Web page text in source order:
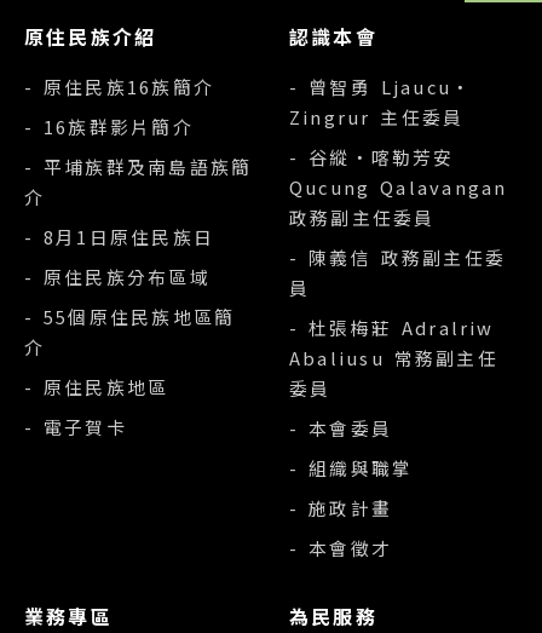
原住民族介紹
- 原住民族16族簡介
- 16族群影片簡介
- 平埔族群及南島語族簡
介
- 8月1日原住民族日
- 原住民族分布區域
- 55個原住民族地區簡
介
- 原住民族地區
- 電子賀卡
認識本會
- 曾智勇 Ljaucu‧
Zingrur 主任委員
- 谷縱‧喀勒芳安
Qucung Qalavangan
政務副主任委員
- 陳義信 政務副主任委
員
- 杜張梅莊 Adralriw
Abaliusu 常務副主任
委員
- 本會委員
- 組織與職掌
- 施政計畫
- 本會徵才
業務專區 為民服務